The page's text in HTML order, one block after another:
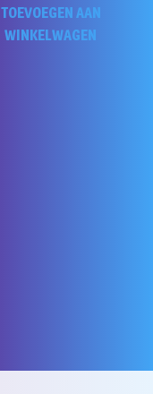
TOEVOEGEN AAN
WINKELWAGEN